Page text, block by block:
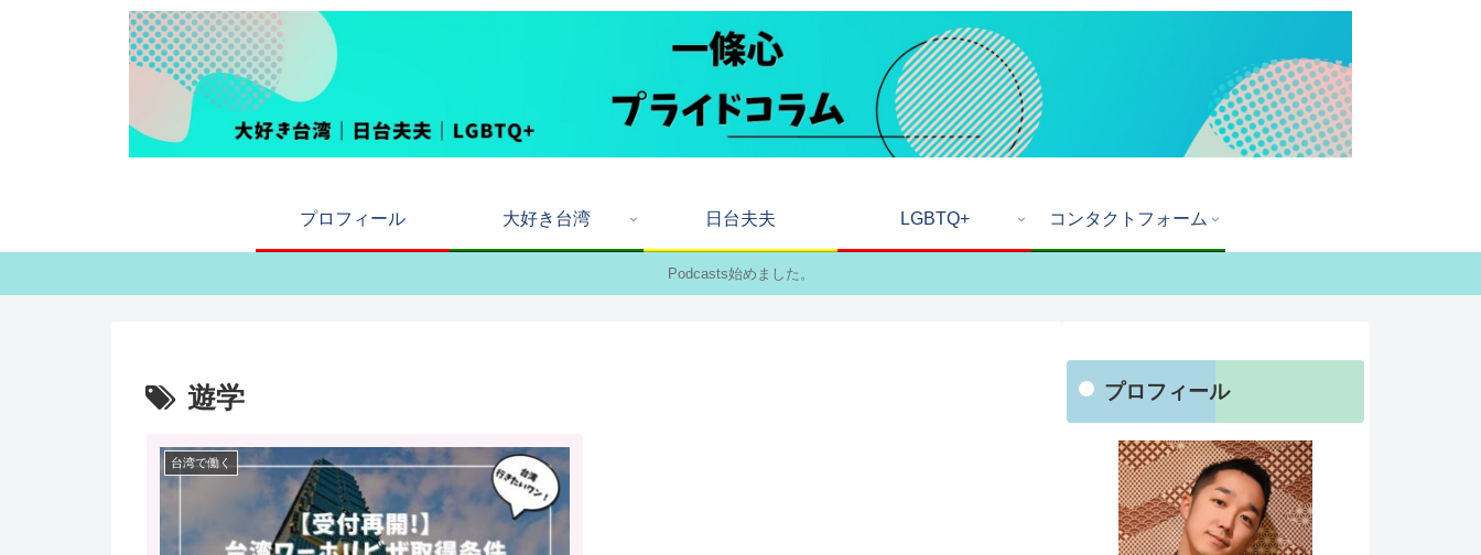
プロフィール 大好き台湾 日台夫夫 LGBTQ+ コンタクトフォーム
Podcasts始めました。
遊学
台湾で働く
プロフィール